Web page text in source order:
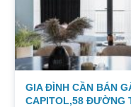
GIA ĐÌNH CẦN BÁN
CAPITOL,58 ĐƯỜNG